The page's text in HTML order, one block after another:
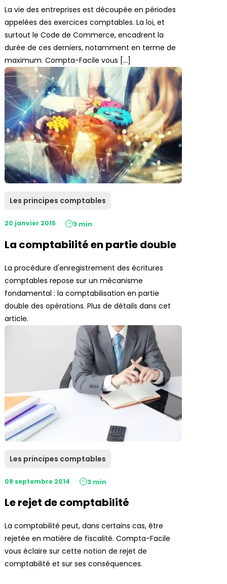
La vie des entreprises est découpée en périodes
appelées des exercices comptables. La loi, et
surtout le Code de Commerce, encadrent la
durée de ces derniers, notamment en terme de
maximum. Compta-Facile vous […]
Les principes comptables
20 janvier 2015 3 min
La comptabilité en partie double
La procédure d'enregistrement des écritures
comptables repose sur un mécanisme
fondamental : la comptabilisation en partie
double des opérations. Plus de détails dans cet
article.
Les principes comptables
08 septembre 2014 3 min
Le rejet de comptabilité
La comptabilité peut, dans certains cas, être
rejetée en matière de fiscalité. Compta-Facile
vous éclaire sur cette notion de rejet de
comptabilité et sur ses conséquences.